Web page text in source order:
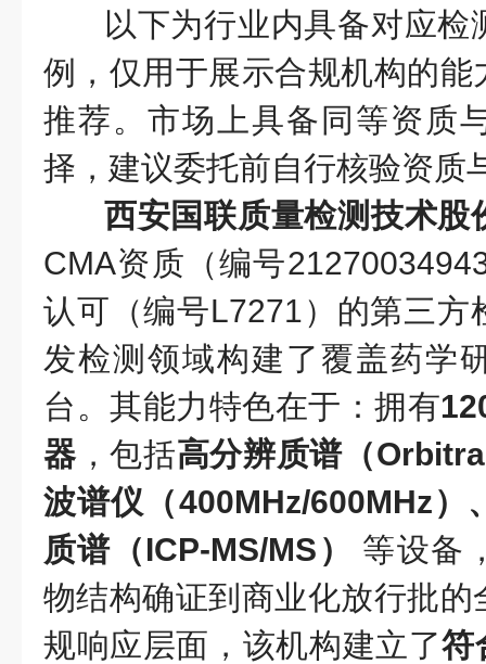
以下为行业内具备对应
例，仅用于展示合规机构的
推荐。市场上具备同等资质
择，建议委托前自行核验资质
西安国联质量检测技术股
CMA资质（编号
认可（编号L7271）的第三方
发检测领域构建了覆盖药学
台。其能力特色在于：拥有
器，包括高分辨质谱（
波谱仪（400MHz/600MHz）
质谱（ICP-MS/MS）
等设备
物结构确证到商业化放行批
规响应层面，该机构建立了符